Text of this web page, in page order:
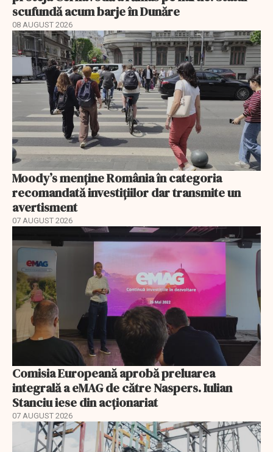
scufundă acum barje în Dunăre
08 AUGUST 2026
Moody’s menține România în categoria
recomandată investițiilor dar transmite un
avertisment
07 AUGUST 2026
Comisia Europeană aprobă preluarea
integrală a eMAG de către Naspers. Iulian
Stanciu iese din acționariat
07 AUGUST 2026